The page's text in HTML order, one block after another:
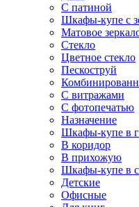
С патиной
Шкафы-купе с
Матовое
Стекло
Цветное стекло
Пескоструй
С витражами
С фотопечатью
Назначение
Шкафы-купе в
В коридор
В прихожую
Шкафы-купе в
Детские
Офисные